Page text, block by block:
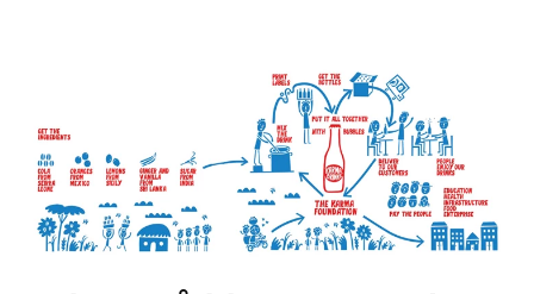
Kolsyrade ekologiska
fairtrade-drycker
Karma Drinks är ett litet företag med ett stort uppdrag, att